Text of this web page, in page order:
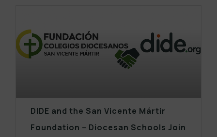
DIDE and the San Vicente Mártir
Foundation – Diocesan Schools Join